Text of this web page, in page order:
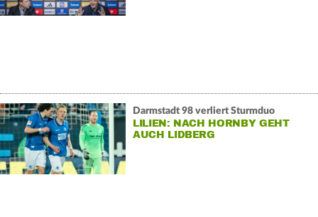
Darmstadt 98 verliert Sturmduo
LILIEN: NACH HORNBY GEHT
AUCH LIDBERG